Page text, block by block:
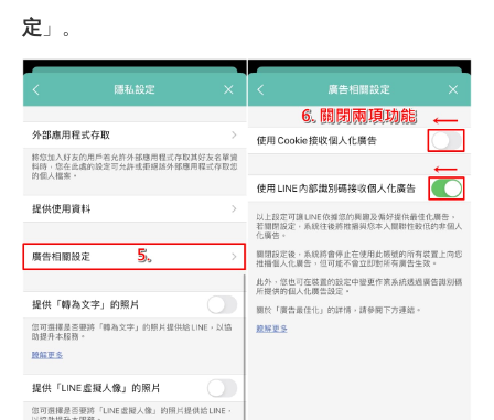
定 」。